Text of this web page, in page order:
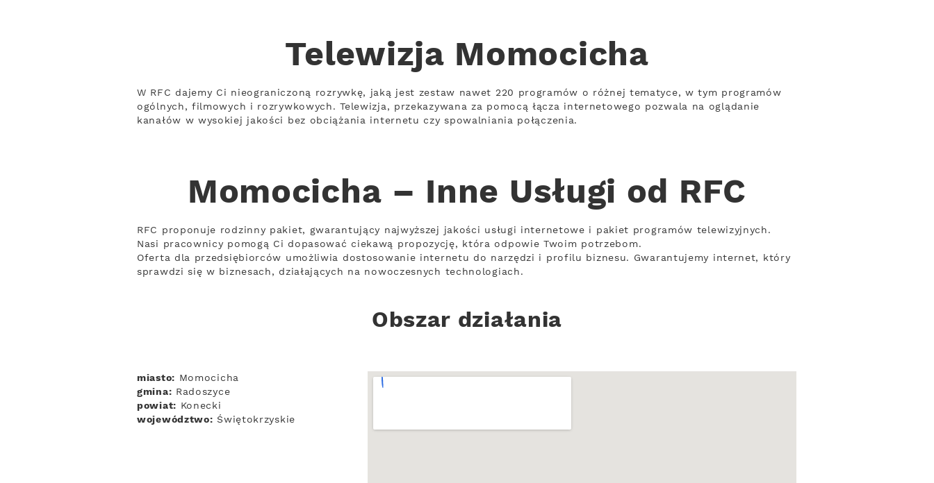
Telewizja Momocicha
W RFC dajemy Ci nieograniczoną rozrywkę, jaką jest zestaw nawet 220 programów o różnej tematyce, w tym programów
ogólnych, filmowych i rozrywkowych. Telewizja, przekazywana za pomocą łącza internetowego pozwala na oglądanie
kanałów w wysokiej jakości bez obciążania internetu czy spowalniania połączenia.
Momocicha – Inne Usługi od RFC
RFC proponuje rodzinny pakiet, gwarantujący najwyższej jakości usługi internetowe i pakiet programów telewizyjnych.
Nasi pracownicy pomogą Ci dopasować ciekawą propozycję, która odpowie Twoim potrzebom.
Oferta dla przedsiębiorców umożliwia dostosowanie internetu do narzędzi i profilu biznesu. Gwarantujemy internet, który
sprawdzi się w biznesach, działających na nowoczesnych technologiach.
Obszar działania
miasto: Momocicha
gmina: Radoszyce
powiat: Konecki
województwo: Świętokrzyskie